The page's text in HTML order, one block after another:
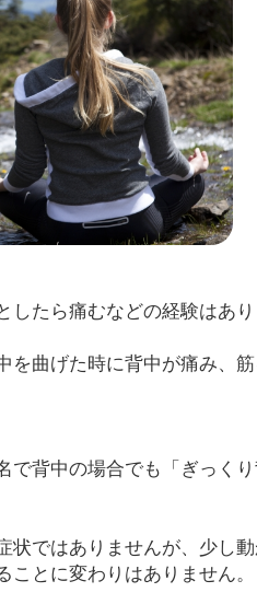
たら痛むなどの経験はあり
を曲げた時に背中が痛み、
で背中の場合でも「ぎっく
状ではありませんが、少し
とに変わりはありません。